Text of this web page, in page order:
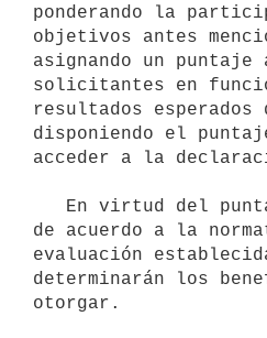
ponderando la
objetivos antes
asignando un puntaje
solicitantes en
resultados esperados
disponiendo el
acceder a la
de acuerdo a la
evaluación
determinarán los